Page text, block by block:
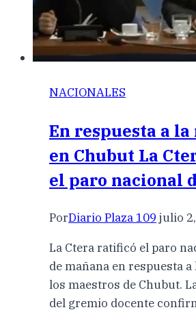
NACIONALES
En respuesta a
en Chubut La
el paro nacional
PorDiario Plaza 109 julio
La Ctera ratificó el paro
de mañana en respuesta
los maestros de Chubut.
del gremio docente